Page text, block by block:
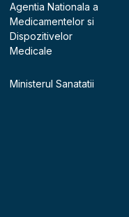
Agentia Nationala a
Medicamentelor si
Dispozitivelor
Medicale
Ministerul Sanatatii